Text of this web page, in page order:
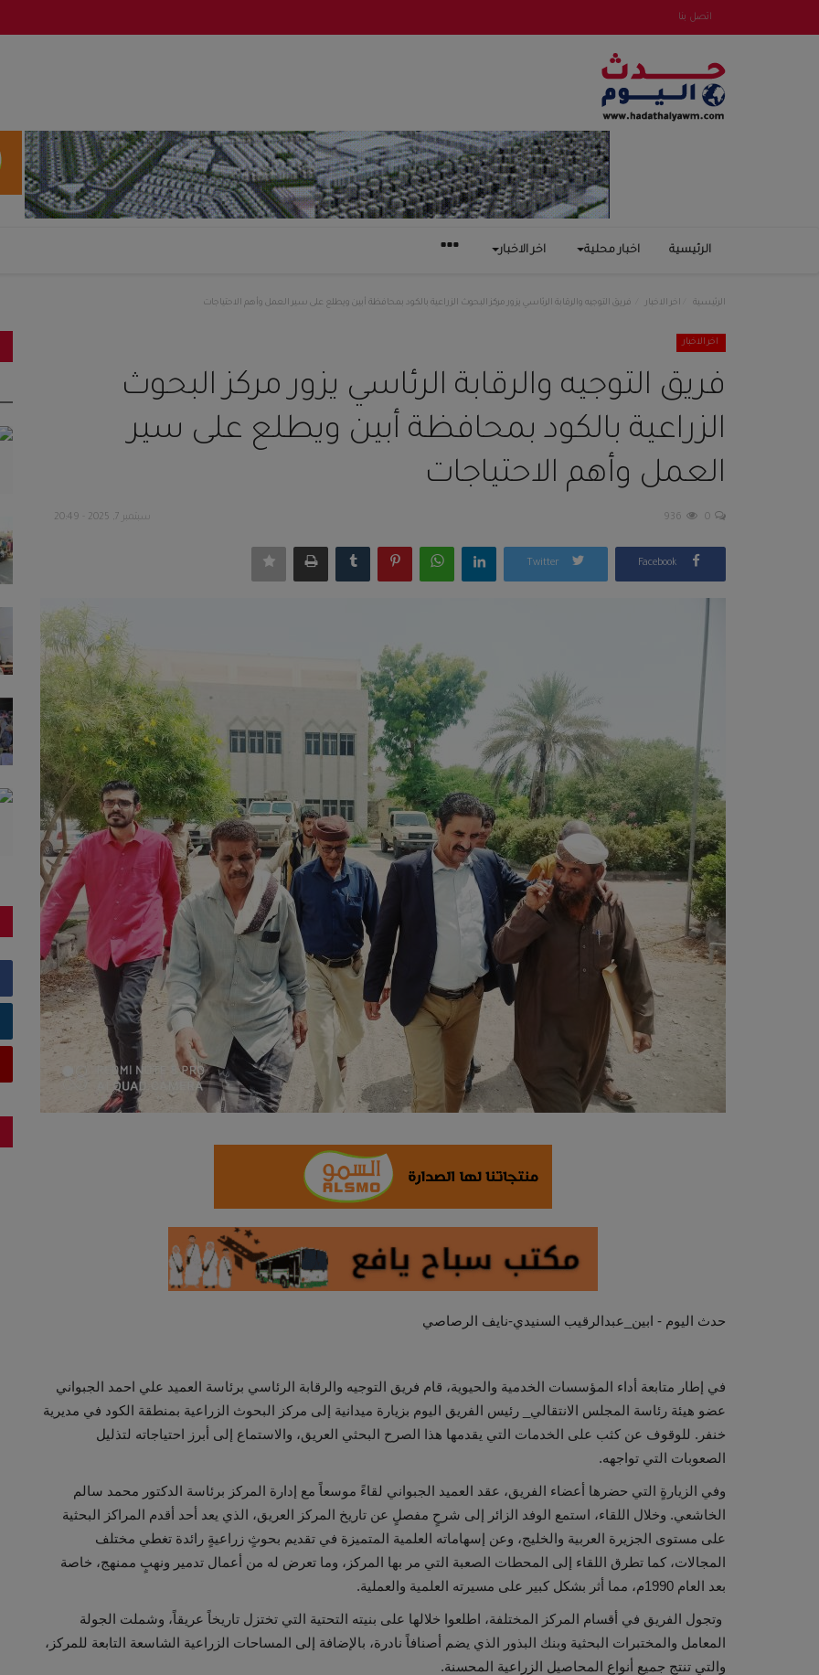
اتصل بنا
الرئيسية اخبار محلية اخر الاخبار
الرئيسية اخر الاخبار فريق التوجيه والرقابة الرئاسي يزور مركز البحوث الزراعية بالكود بمحافظة أبين ويطلع على سير العمل وأهم الاحتياجات
اخر الاخبار
فريق التوجيه والرقابة الرئاسي يزور مركز البحوث
الزراعية بالكود بمحافظة أبين ويطلع على سير
العمل وأهم الاحتياجات
سبتمبر 7, 2025 - 20:49 0
936
Facebook
Twitter
حدث اليوم - ابين_عبدالرقيب السنيدي-نايف الرصاصي
في إطار متابعة أداء المؤسسات الخدمية والحيوية، قام فريق التوجيه والرقابة الرئاسي برئاسة العميد علي احمد الجبواني
عضو هيئة رئاسة المجلس الانتقالي_ رئيس الفريق اليوم بزيارة ميدانية إلى مركز البحوث الزراعية بمنطقة الكود في مديرية
خنفر. للوقوف عن كثب على الخدمات التي يقدمها هذا الصرح البحثي العريق، والاستماع إلى أبرز احتياجاته لتذليل
الصعوبات التي تواجهه.
وفي الزيارةٍ التي حضرها أعضاء الفريق، عقد العميد الجبواني لقاءً موسعاً مع إدارة المركز برئاسة الدكتور محمد سالم
الخاشعي. وخلال اللقاء، استمع الوفد الزائر إلى شرحٍ مفصلٍ عن تاريخ المركز العريق، الذي يعد أحد أقدم المراكز البحثية
على مستوى الجزيرة العربية والخليج، وعن إسهاماته العلمية المتميزة في تقديم بحوثٍ زراعيةٍ رائدة تغطي مختلف
المجالات، كما تطرق اللقاء إلى المحطات الصعبة التي مر بها المركز، وما تعرض له من أعمال تدمير ونهبٍ ممنهج، خاصة
بعد العام 1990م، مما أثر بشكل كبير على مسيرته العلمية والعملية.
وتجول الفريق في أقسام المركز المختلفة، اطلعوا خلالها على بنيته التحتية التي تختزل تاريخاً عريقاً، وشملت الجولة
المعامل والمختبرات البحثية وبنك البذور الذي يضم أصنافاً نادرة، بالإضافة إلى المساحات الزراعية الشاسعة التابعة للمركز،
والتي تنتج جميع أنواع المحاصيل الزراعية المحسنة.